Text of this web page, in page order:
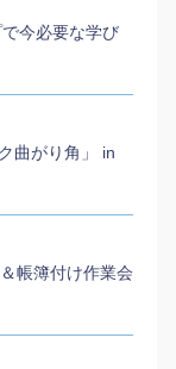
今必要な学び
曲がり角」 in
帳簿付け作業会